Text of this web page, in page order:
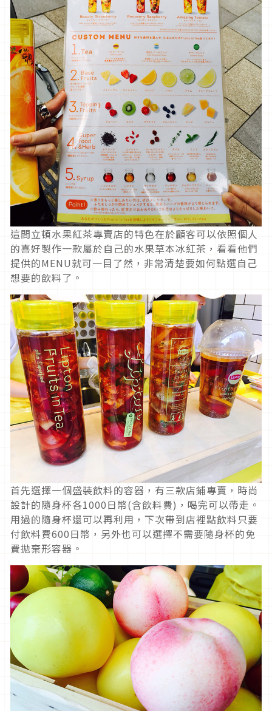
這間立頓水果紅茶專賣店的特色在於顧客可以依照個人
的喜好製作一款屬於自己的水果草本冰紅茶，看看他們
提供的MENU就可一目了然，非常清楚要如何點選自己
想要的飲料了。
首先選擇一個盛裝飲料的容器，有三款店鋪專賣，時尚
設計的隨身杯各1000日幣(含飲料費)，喝完可以帶走。
用過的隨身杯還可以再利用，下次帶到店裡點飲料只要
付飲料費600日幣，另外也可以選擇不需要隨身杯的免
費拋棄形容器。